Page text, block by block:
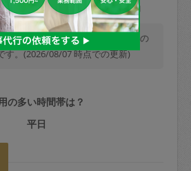
よる当日キャンセル＝依頼
＋交通費全額
ャンセルする場合、毎週定
で隔週定期は月1回までキャ
生しません。それ以上はキ
土 日
日曜日の利用が最も多く、土曜日の
す。(2026/08/07 時点での更新)
の多い時間帯は？
平日